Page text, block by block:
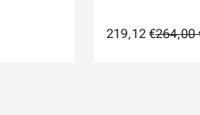
219,12 €264,00